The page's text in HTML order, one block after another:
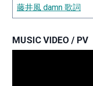
藤井風 damn 歌詞
MUSIC VIDEO / PV